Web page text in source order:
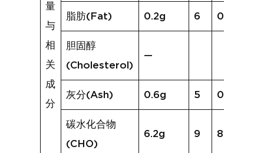
量
与
相
关
成
分
脂肪(Fat) 0.2g 6 0.6g
胆固醇
(Cholesterol)
—
灰分(Ash) 0.6g 5 0.7g
碳水化合物
(CHO)
6.2g 9 8.4g